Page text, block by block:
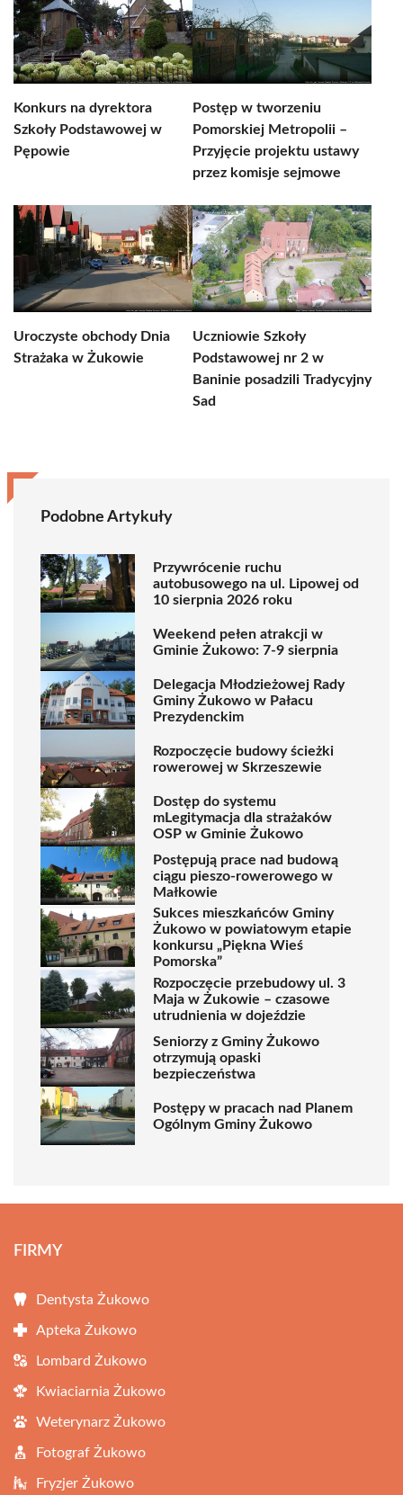
Konkurs na dyrektora
Szkoły Podstawowej w
Pępowie
Postęp w tworzeniu
Pomorskiej Metropolii –
Przyjęcie projektu ustawy
przez komisje sejmowe
Uroczyste obchody Dnia
Strażaka w Żukowie
Uczniowie Szkoły
Podstawowej nr 2 w
Baninie posadzili Tradycyjny
Sad
Podobne Artykuły
Przywrócenie ruchu
autobusowego na ul. Lipowej od
10 sierpnia 2026 roku
Weekend pełen atrakcji w
Gminie Żukowo: 7-9 sierpnia
Delegacja Młodzieżowej Rady
Gminy Żukowo w Pałacu
Prezydenckim
Rozpoczęcie budowy ścieżki
rowerowej w Skrzeszewie
Dostęp do systemu
mLegitymacja dla strażaków
OSP w Gminie Żukowo
Postępują prace nad budową
ciągu pieszo-rowerowego w
Małkowie
Sukces mieszkańców Gminy
Żukowo w powiatowym etapie
konkursu „Piękna Wieś
Pomorska”
Rozpoczęcie przebudowy ul. 3
Maja w Żukowie – czasowe
utrudnienia w dojeździe
Seniorzy z Gminy Żukowo
otrzymują opaski
bezpieczeństwa
Postępy w pracach nad Planem
Ogólnym Gminy Żukowo
FIRMY
Dentysta Żukowo
Apteka Żukowo
Lombard Żukowo
Kwiaciarnia Żukowo
Weterynarz Żukowo
Fotograf Żukowo
Fryzjer Żukowo